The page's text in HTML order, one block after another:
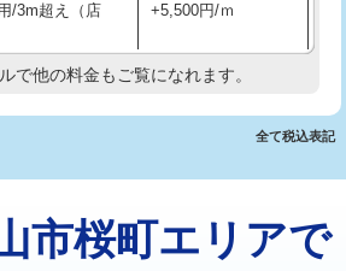
管工事/3ｍ超
埋め戻し作業） 11,000円~
上） 66,000円
/3m超え（店
+5,500円/ｍ
現地調査
で 33,000円
超え +3,300円
で他の料金もご覧になれます。
全て税込表記
市桜町エリアで